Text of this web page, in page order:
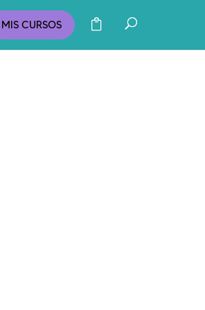
MIS CURSOS